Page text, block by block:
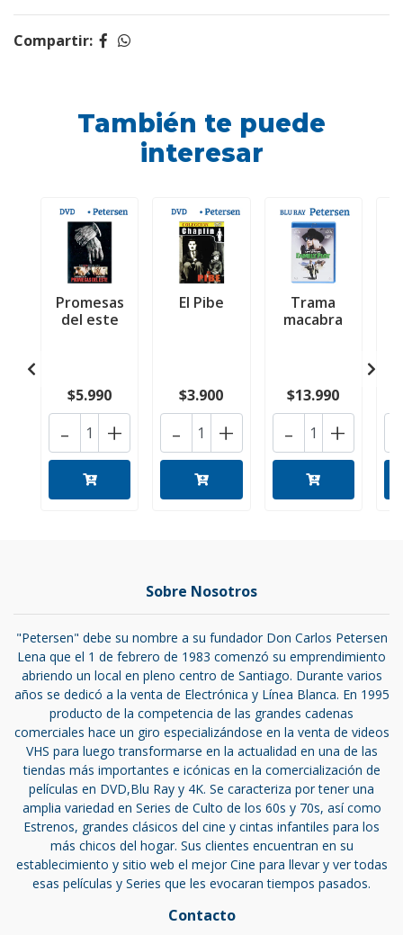
Compartir:
También te puede
interesar
Promesas
del este
$5.990
+
-
El Pibe
$3.900
+
-
Trama
macabra
$13.990
+
-
Sobre Nosotros
"Petersen" debe su nombre a su fundador Don Carlos Petersen
Lena que el 1 de febrero de 1983 comenzó su emprendimiento
abriendo un local en pleno centro de Santiago. Durante varios
años se dedicó a la venta de Electrónica y Línea Blanca. En 1995
producto de la competencia de las grandes cadenas
comerciales hace un giro especializándose en la venta de videos
VHS para luego transformarse en la actualidad en una de las
tiendas más importantes e icónicas en la comercialización de
películas en DVD,Blu Ray y 4K. Se caracteriza por tener una
amplia variedad en Series de Culto de los 60s y 70s, así como
Estrenos, grandes clásicos del cine y cintas infantiles para los
más chicos del hogar. Sus clientes encuentran en su
establecimiento y sitio web el mejor Cine para llevar y ver todas
esas películas y Series que les evocaran tiempos pasados.
Contacto